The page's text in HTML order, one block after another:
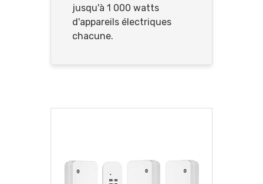
jusqu'à 1 000 watts
d'appareils électriques
chacune.